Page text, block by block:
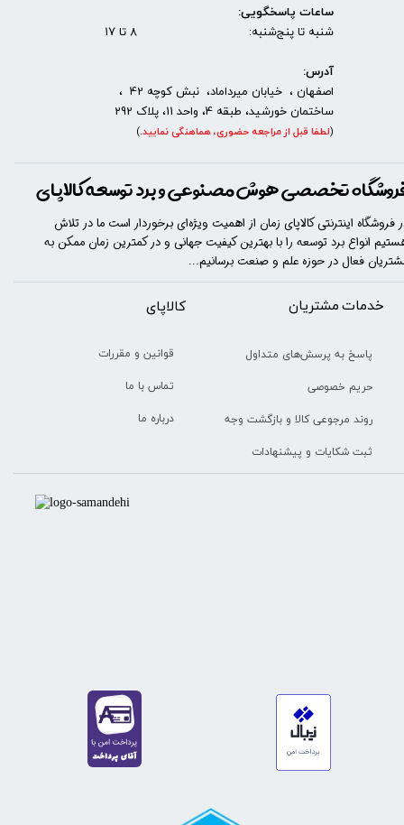
خدمات مشتریان
پاسخ به پرسش‌های متداول
حریم خصوصی
روند مرجوعی کالا و بازگشت وجه
ثبت شکایات و پیشنهادات
​​کالاپای
قوانین و مقررات
تماس با ما
درباره ما
تخصصی هوش مصنوعی و برد توسعه کالاپای
فروشگاه اینترنتی کالاپای زمان از اهمیت ویژه‌ای برخوردار است ما در تلاش
انواع برد توسعه را با​​​ بهترین کیفیت جهانی و در کمترین زمان ممکن به
فعال در حوزه علم و صنعت برسانیم...
ساعات پاسخگویی:
شنبه تا پنج‌شنبه: 8 تا 17
آدرس:
اصفهان ، خیابان میرداماد، نبش کوچه 42 ،
ساختمان خورشید، طبقه 4، واحد 11، پلاک 292
(لطفا قبل از مراجعه حضوری، هماهنگی نمایید.
)